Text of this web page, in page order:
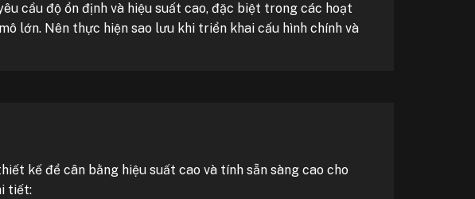
cầu độ ổn định và hiệu suất cao, đặc biệt trong các hoạt
lớn. Nên thực hiện sao lưu khi triển khai cấu hình chính và
kế để cân bằng hiệu suất cao và tính sẵn sàng cao cho
tiết: